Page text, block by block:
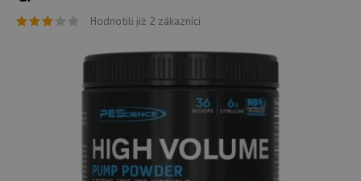
Hodnotili již 2 zákazníci